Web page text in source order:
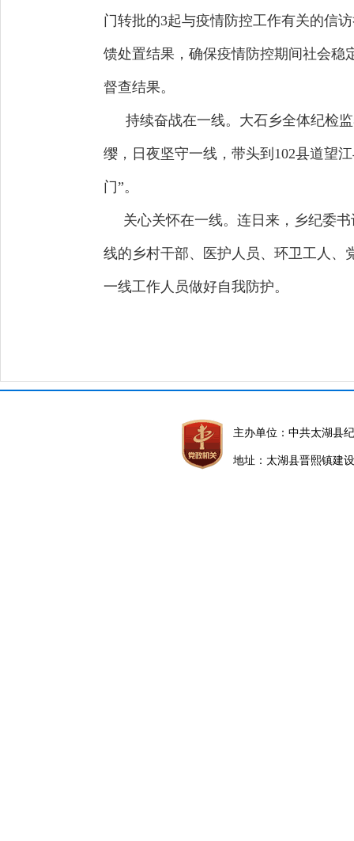
门转批的3起与疫情防控工作有关的信
馈处置结果，确保疫情防控期间社会稳
督查结果。
持续奋战在一线。大石乡全体纪检
缨，日夜坚守一线，带头到102县道望
门”。
关心关怀在一线。连日来，乡纪委书
线的乡村干部、医护人员、环卫工人、
一线工作人员做好自我防护。
主办单位：中共太湖县
地址：太湖县晋熙镇建